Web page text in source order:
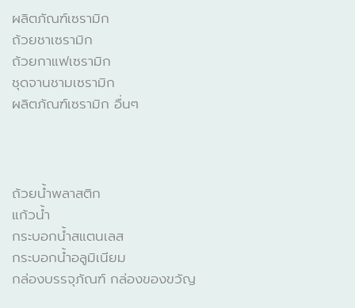
ผลิตภัณฑ์เซรามิก
ถ้วยชาเซรามิก
ถ้วยกาแฟเซรามิก
ชุดจานชามเซรามิก
ผลิตภัณฑ์เซรามิก อื่นๆ
ถ้วยน้ำพลาสติก
แก้วน้ำ
กระบอกน้ำสแตนเลส
กระบอกน้ำอลูมิเนียม
กล่องบรรจุภัณฑ์ กล่องของขวัญ